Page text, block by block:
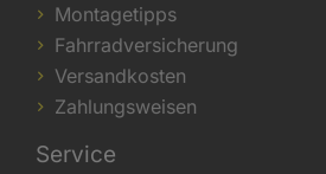
Montagetipps
Fahrradversicherung
Versandkosten
Zahlungsweisen
Service